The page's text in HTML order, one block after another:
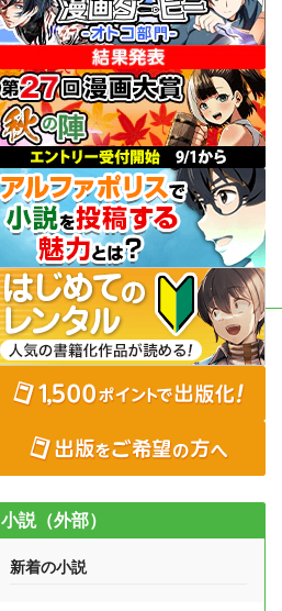
小説（外部）
新着の小説